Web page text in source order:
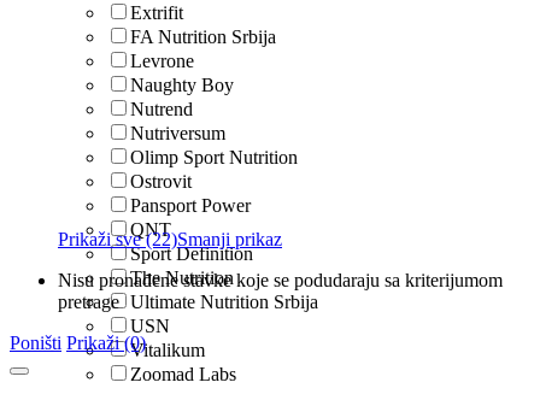
Extrifit
FA Nutrition Srbija
Levrone
Naughty Boy
Nutrend
Nutriversum
Olimp Sport Nutrition
Ostrovit
Pansport Power
QNT
Sport Definition
The Nutrition
Ultimate Nutrition Srbija
USN
Vitalikum
Zoomad Labs
Prikaži sve (22)Smanji prikaz
Nisu pronađene stavke koje se podudaraju sa kriterijumom
pretrage
Poništi Prikaži (0)